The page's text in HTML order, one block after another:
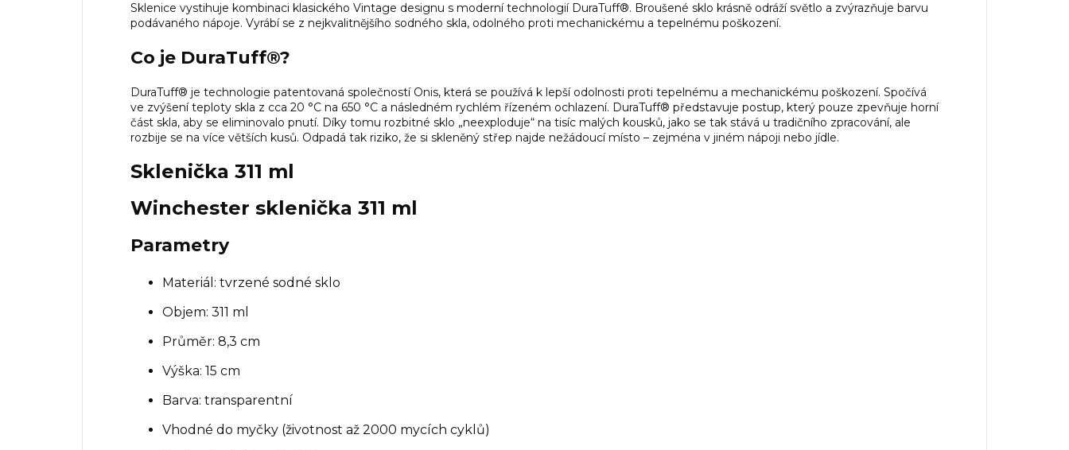
Sklenice vystihuje kombinaci klasického Vintage designu s moderní technologií DuraTuff®. Broušené sklo krásně odráží světlo a zvýrazňuje barvu
podávaného nápoje. Vyrábí se z nejkvalitnějšího sodného skla, odolného proti mechanickému a tepelnému poškození.
Co je DuraTuff®?
DuraTuff® je technologie patentovaná společností Onis, která se používá k lepší odolnosti proti tepelnému a mechanickému poškození. Spočívá
ve zvýšení teploty skla z cca 20 °C na 650 °C a následném rychlém řízeném ochlazení. DuraTuff® představuje postup, který pouze zpevňuje horní
část skla, aby se eliminovalo pnutí. Díky tomu rozbitné sklo „neexploduje“ na tisíc malých kousků, jako se tak stává u tradičního zpracování, ale
rozbije se na více větších kusů. Odpadá tak riziko, že si skleněný střep najde nežádoucí místo – zejména v jiném nápoji nebo jídle.
Sklenička 311 ml
Winchester sklenička 311 ml
Parametry
Materiál: tvrzené sodné sklo
Objem: 311 ml
Průměr: 8,3 cm
Výška: 15 cm
Barva: transparentní
Vhodné do myčky (životnost až 2000 mycích cyklů)